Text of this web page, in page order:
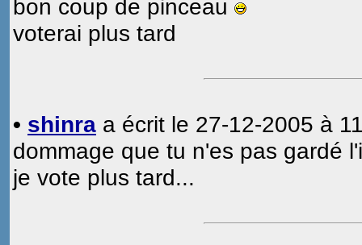
bon coup de pinceau
voterai plus tard
• shinra a écrit le 27-12-2005 à
dommage que tu n'es pas gardé
je vote plus tard...